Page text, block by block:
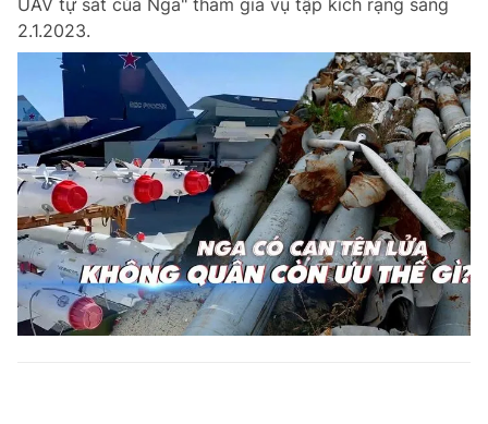
UAV tự sát của Nga" tham gia vụ tập kích rạng sáng
2.1.2023.